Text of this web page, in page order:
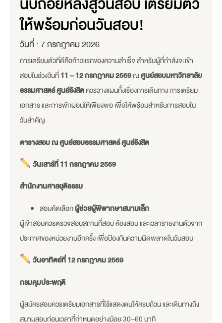
ให้พร้อมก่อนวันสอบ!
วันที่ :7 กรกฎาคม 2026
การเตรียมตัวที่ดีคือก้าวแรกของความสำเร็จ สำหรับผู้ที่กำลังจะเข้า
สอบในช่วงวันที่11 – 12 กรกฎาคม 2569ณศูนย์สอบมหาวิทยาลัย
ธรรมศาสตร์ ศูนย์รังสิตควรวางแผนทั้งเรื่องการเดินทาง การเตรียม
เอกสาร และการพักผ่อนให้เพียงพอ เพื่อให้พร้อมสำหรับการสอบใน
วันสำคัญ
ตารางสอบ ณ ศูนย์สอบธรรมศาสตร์ ศูนย์รังสิต
วันเสาร์ที่ 11 กรกฎาคม 2569
สำนักงานศาลยุติธรรม
สอบคัดเลือกผู้ช่วยผู้พิพากษาสนามเล็ก
ผู้เข้าสอบควรตรวจสอบสถานที่สอบ ห้องสอบ และเวลารายงานตัวจาก
ประกาศของหน่วยงานอีกครั้ง เพื่อป้องกันความผิดพลาดในวันสอบ
วันอาทิตย์ที่ 12 กรกฎาคม 2569
กรมคุมประพฤติ
ผู้สมัครสอบควรเตรียมเอกสารที่ใช้แสดงตนให้ครบถ้วน และเดินทางถึง
สนามสอบก่อนเวลาที่กำหนดอย่างน้อย 30–60 นาที